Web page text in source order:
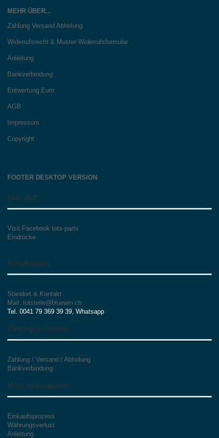
MEHR ÜBER...
Zahlung Versand Abholung
Widerrufsrecht & Muster-Widerrufsformular
Anleitung
Bankverbindung
Entwertung Euro
AGB
Impressum
Copyright
FOOTER DESKTOP VERSION
Was läuft
Visit Facebook tots-parts
Eindrücke
Kontaktdaten
Standort & Kontakt
Mail: totsteile@bluewin.ch
Tel. 0041 79 369 39 39, Whatsapp
Zahlungsmethoden
Zahlung / Versand / Abholung
Bankverbindung
Mehr Informationen
Einkaufsprozess
Währungsverlust
Anleitung